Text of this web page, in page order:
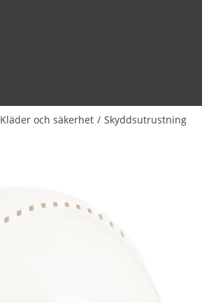
Kläder och säkerhet Skyddsutrustning